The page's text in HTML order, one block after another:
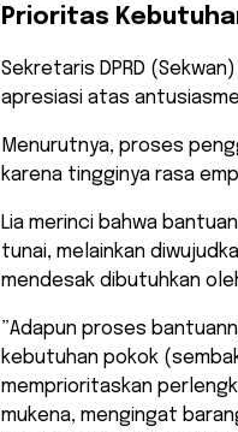
Prioritas
​Sekretaris DPRD
apresiasi atas
Menurutnya, proses
karena tingginya rasa
​Lia merinci bahwa
tunai, melainkan
mendesak dibutuhkan
​”Adapun proses
kebutuhan pokok
memprioritaskan
mukena, mengingat